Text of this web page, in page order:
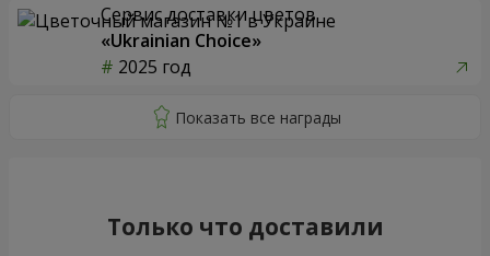
Сервис доставки цветов
«Ukrainian Choice»
2025 год
Только что доставили